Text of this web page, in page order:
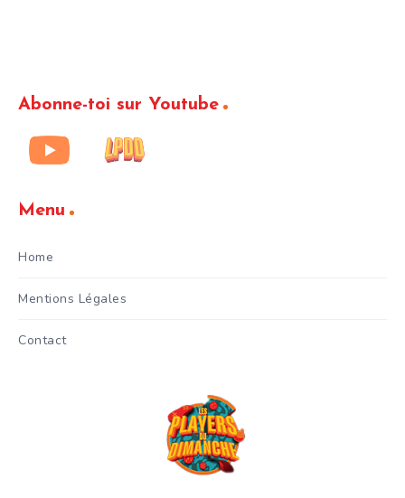
Abonne-toi sur Youtube
Menu
Home
Mentions Légales
Contact